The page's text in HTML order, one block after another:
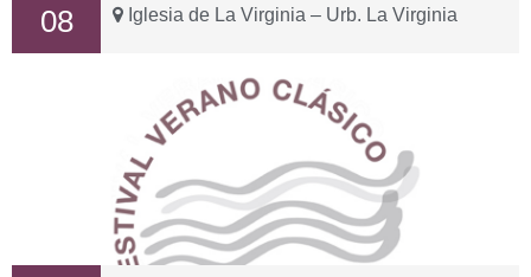
08 Iglesia de La Virginia – Urb. La Virginia